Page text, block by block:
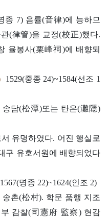
종 7) 음률(音律)에 능하므
(律管)을 교정(校正)했다.
율봉사(栗峰祠)에 배향되
1529(중종 24)~1584(선조 1
담(松潭)또는 탄은(灘隱)
유명하였다. 어진 행실로
구 유호서원에 배향되었다
1567(명종 22)~1624(인조 2)
촌(松村). 학문 품행 지조
감찰(司憲府 監察) 현감